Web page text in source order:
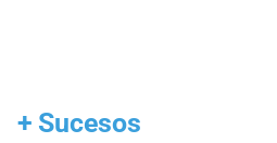
+ Sucesos